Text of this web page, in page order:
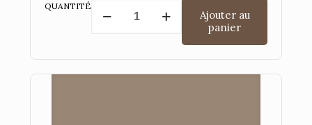
QUANTITÉ
Ajouter au
panier